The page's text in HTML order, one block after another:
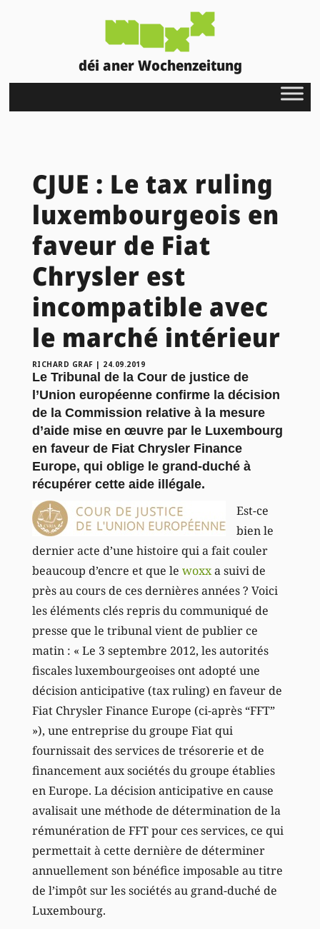
déi aner Wochenzeitung
CJUE : Le tax ruling
luxembourgeois en
faveur de Fiat
Chrysler est
incompatible avec
le marché intérieur
RICHARD GRAF | 24.09.2019
Le Tribunal de la Cour de justice de
l’Union européenne confirme la décision
de la Commission relative à la mesure
d’aide mise en œuvre par le Luxembourg
en faveur de Fiat Chrysler Finance
Europe, qui oblige le grand-duché à
récupérer cette aide illégale.
Est-ce
bien le
dernier acte d’une histoire qui a fait couler
beaucoup d’encre et que le woxxa suivi de
près au cours de ces dernières années ? Voici
les éléments clés repris du communiqué de
presse que le tribunal vient de publier ce
matin : « Le 3 septembre 2012, les autorités
fiscales luxembourgeoises ont adopté une
décision anticipative (tax ruling) en faveur de
Fiat Chrysler Finance Europe (ci-après “FFT”
»), une entreprise du groupe Fiat qui
fournissait des services de trésorerie et de
financement aux sociétés du groupe établies
en Europe. La décision anticipative en cause
avalisait une méthode de détermination de la
rémunération de FFT pour ces services, ce qui
permettait à cette dernière de déterminer
annuellement son bénéfice imposable au titre
de l’impôt sur les sociétés au grand-duché de
Luxembourg.